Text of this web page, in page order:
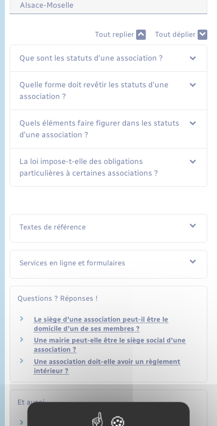
Alsace-Moselle
Tout replier Tout déplier
Que sont les statuts d'une association ?
Quelle forme doit revêtir les statuts d'une
association ?
Quels éléments faire figurer dans les statuts
d'une association ?
La loi impose-t-elle des obligations
particulières à certaines associations ?
Textes de référence
Services en ligne et formulaires
Questions ? Réponses !
Le siège d'une association peut-il être le
domicile d'un de ses membres ?
Une mairie peut-elle être le siège social d'une
association ?
Une association doit-elle avoir un règlement
intérieur ?
Et aussi
Instances dirigeantes d'une association